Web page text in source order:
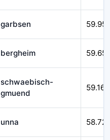
garbsen
bergheim
schwaebisch-
gmuend
59.166
unna